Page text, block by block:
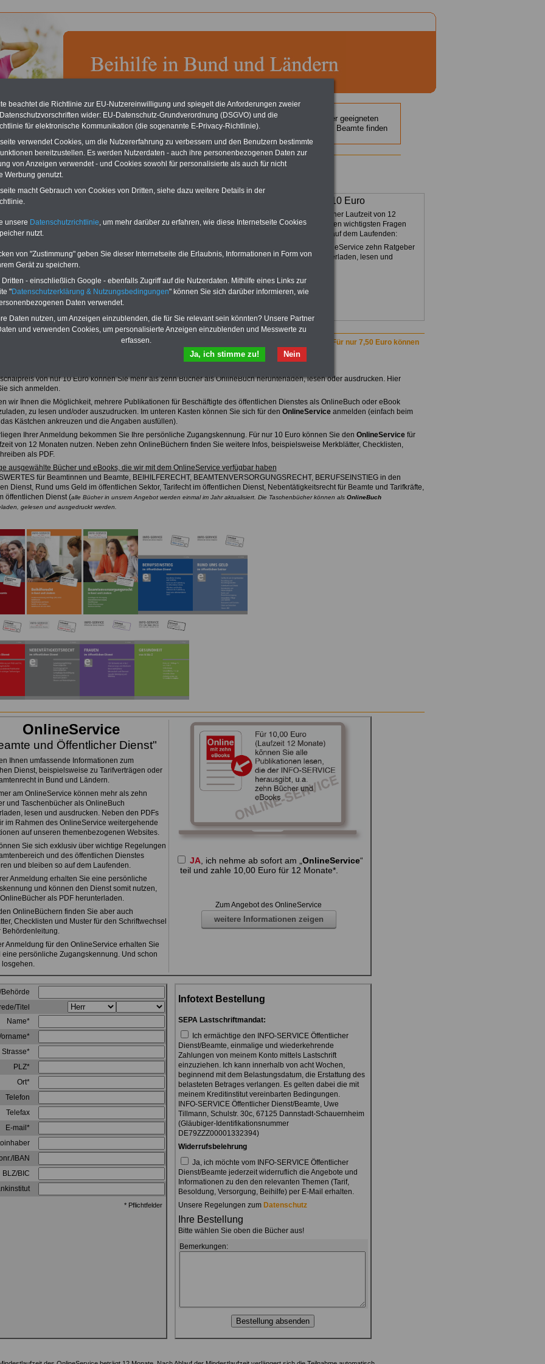
Reha - Recherchieren Sie mit dem "führenden" Klinikverzeichnis
führende Klinikverzeichnisrund um die Beihilfe" gibt ihnen Orientierung bei der Suche nach der geeigneten
Ihre nächsten Reha. Sie können auch nachIndikationen von A bis Zsuchen. Beamtinnen und Beamte finden
Angebote nach Gesundheitswochen..
Beihilfe in Bund und Ländern
Neu aufgelegt im Juli 2025: für 10 Euro
Für nur 10,00 Euro bei einer Laufzeit von 12
Monaten bleiben Sie in den wichtigsten Fragen
zum Öffentlichen Dienst auf dem Laufenden:
Sie finden im Portal OnlineService zehn Ratgeber
bzw. eBooks zum herunterladen, lesen und
Sie, das informative und kompakte Nachschlagwerk "BEIHILFERECHT in Bund und Ländern".
>>>Für nur 7,50 Euro können
von nur 10 Euro können Sie mehr als zehn Bücher als OnlineBuch herunterladen, lesen oder ausdrucken. Hier
sich anmelden.
wir Ihnen die Möglichkeit, mehrere Publikationen für Beschäftigte des öffentlichen Dienstes als OnlineBuch oder eBook
zu lesen und/oder auszudrucken. Im unteren Kasten können Sie sich für den OnlineServiceanmelden (einfach beim
das Kästchen ankreuzen und die Angaben ausfüllen).
Ihrer Anmeldung bekommen Sie Ihre persönliche Zugangskennung. Für nur 10 Euro können Sie den OnlineServicefür
von 12 Monaten nutzen. Neben zehn OnlineBüchern finden Sie weitere Infos, beispielsweise Merkblätter, Checklisten,
als PDF.
ausgewählte Bücher und eBooks, die wir mit dem OnlineService verfügbar haben
für Beamtinnen und Beamte, BEIHILFERECHT, BEAMTENVERSORGUNGSRECHT, BERUFSEINSTIEG in den
Dienst, Rund ums Geld im öffentlichen Sektor, Tarifecht im öffentlichen Dienst, Nebentätigkeitsrecht für Beamte und Tarifkräfte,
öffentlichen Dienst (alle Bücher in unsrem Angebot werden einmal im Jahr aktualisiert. Die Taschenbücher können als OnlineBuch
gelesen und ausgedruckt werden.
.
OnlineService
und Öffentlicher Dienst"
Ihnen umfassende Informationen zum
Dienst, beispielsweise zu Tarifverträgen oder
in Bund und Ländern.
am OnlineService können mehr als zehn
und Taschenbücher als OnlineBuch
lesen und ausdrucken. Neben den PDFs
im Rahmen des OnlineService weitergehende
auf unseren themenbezogenen Websites.
Sie sich exklusiv über wichtige Regelungen
und des öffentlichen Dienstes
und bleiben so auf dem Laufenden.
Anmeldung erhalten Sie eine persönliche
und können den Dienst somit nutzen,
als PDF herunterladen.
OnlineBüchern finden Sie aber auch
Checklisten und Muster für den Schriftwechsel
Behördenleitung.
Anmeldung für den OnlineService erhalten Sie
eine persönliche Zugangskennung. Und schon
losgehen.
JA, ich nehme ab sofort am „OnlineService“
teil und zahle 10,00 Euro für 12 Monate*.
Zum Angebot des OnlineService
weitere Informationen zeigen
Behörde
Titel
Name*
Strasse*
PLZ*
Ort*
Telefon
Telefax
E-mail*
IBAN
BLZ/BIC
* Pflichtfelder
Infotext Bestellung
SEPA Lastschriftmandat:
Ich ermächtige den INFO-SERVICE Öffentlicher
Dienst/Beamte, einmalige und wiederkehrende
Zahlungen von meinem Konto mittels Lastschrift
einzuziehen. Ich kann innerhalb von acht Wochen,
beginnend mit dem Belastungsdatum, die Erstattung des
belasteten Betrages verlangen. Es gelten dabei die mit
meinem Kreditinstitut vereinbarten Bedingungen.
INFO-SERVICE Öffentlicher Dienst/Beamte, Uwe
Tillmann, Schulstr. 30c, 67125 Dannstadt-Schauernheim
(Gläubiger-Identifikationsnummer
DE79ZZZ00001332394)
Widerrufsbelehrung
Ja, ich möchte vom INFO-SERVICE Öffentlicher
Dienst/Beamte jederzeit widerruflich die Angebote und
Informationen zu den den relevanten Themen (Tarif,
Besoldung, Versorgung, Beihilfe) per E-Mail erhalten.
Unsere Regelungen zum Datenschutz
Ihre Bestellung
Bitte wählen Sie oben die Bücher aus!
Bemerkungen:
beachtet die Richtlinie zur EU-Nutzereinwilligung und spiegelt die Anforderungen zweier
wider: EU-Datenschutz-Grundverordnung (DSGVO) und die
für elektronische Kommunikation (die sogenannte E-Privacy-Richtlinie).
verwendet Cookies, um die Nutzererfahrung zu verbessern und den Benutzern bestimmte
bereitzustellen. Es werden Nutzerdaten - auch ihre personenbezogenen Daten zur
von Anzeigen verwendet - und Cookies sowohl für personalisierte als auch für nicht
Werbung genutzt.
macht Gebrauch von Cookies von Dritten, siehe dazu weitere Details in der
unsere Datenschutzrichtlinie, um mehr darüber zu erfahren, wie diese Internetseite Cookies
nutzt.
von "Zustimmung" geben Sie dieser Internetseite die Erlaubnis, Informationen in Form von
Gerät zu speichern.
- einschließlich Google - ebenfalls Zugriff auf die Nutzerdaten. Mithilfe eines Links zur
"Datenschutzerklärung & Nutzungsbedingungen" können Sie sich darüber informieren, wie
Daten verwendet.
Daten nutzen, um Anzeigen einzublenden, die für Sie relevant sein könnten? Unsere Partner
und verwenden Cookies, um personalisierte Anzeigen einzublenden und Messwerte zu
erfassen.
Nein
Ja, ich stimme zu!